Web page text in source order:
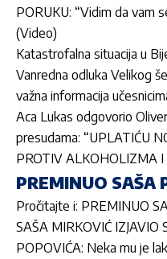
PORUKU: “Vidim da vam
(Video)
Katastrofalna situacija u
Vanredna odluka Velikog
važna informacija
Aca Lukas odgovorio
presudama: “UPLATIĆU
PROTIV ALKOHOLIZMA I
PREMINUO SAŠA
Pročitajte i: PREMINUO
SAŠA MIRKOVIĆ IZJAVIO
POPOVIĆA: Neka mu je